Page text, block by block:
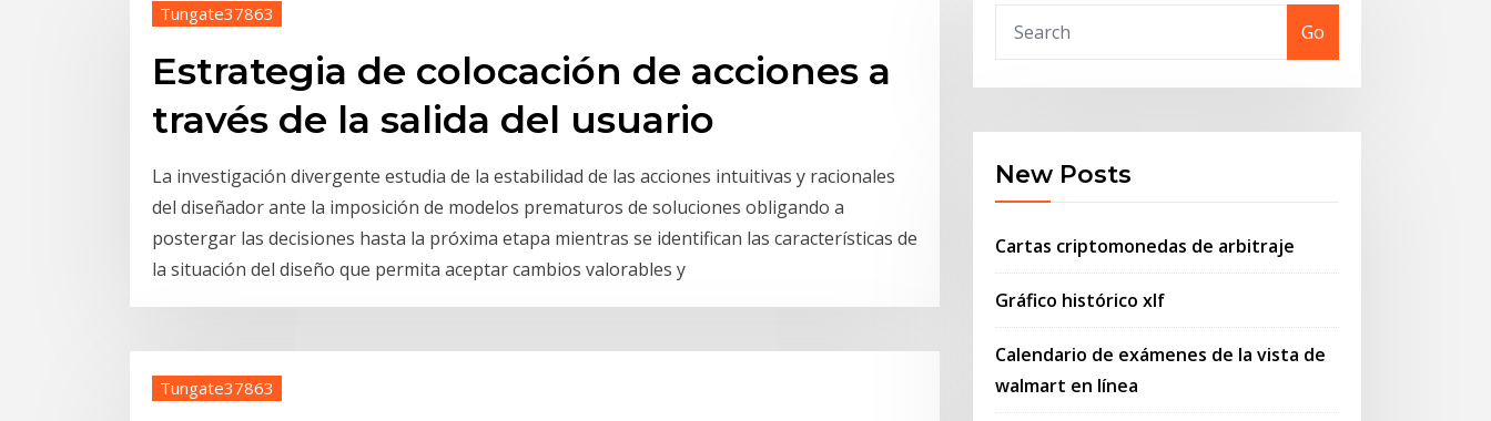
Tungate37863
Estrategia de colocación de acciones a
través de la salida del usuario
La investigación divergente estudia de la estabilidad de las acciones intuitivas y racionales
del diseñador ante la imposición de modelos prematuros de soluciones obligando a
postergar las decisiones hasta la próxima etapa mientras se identifican las características de
la situación del diseño que permita aceptar cambios valorables y
Tungate37863
Go
New Posts
Cartas criptomonedas de arbitraje
Gráfico histórico xlf
Calendario de exámenes de la vista de
walmart en línea